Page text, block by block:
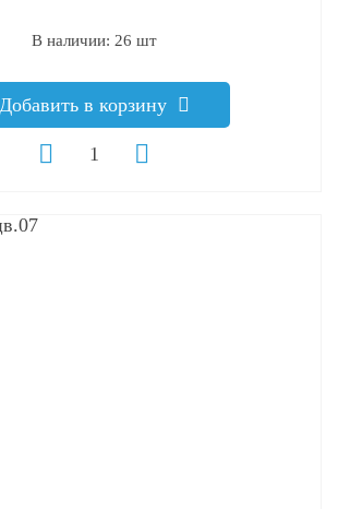
В наличии: 26 шт
Добавить в корзину